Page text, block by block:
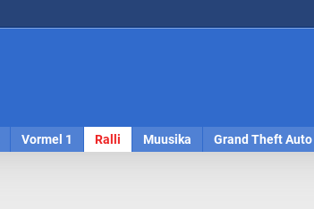
Vormel 1 Ralli Muusika Grand Theft Auto